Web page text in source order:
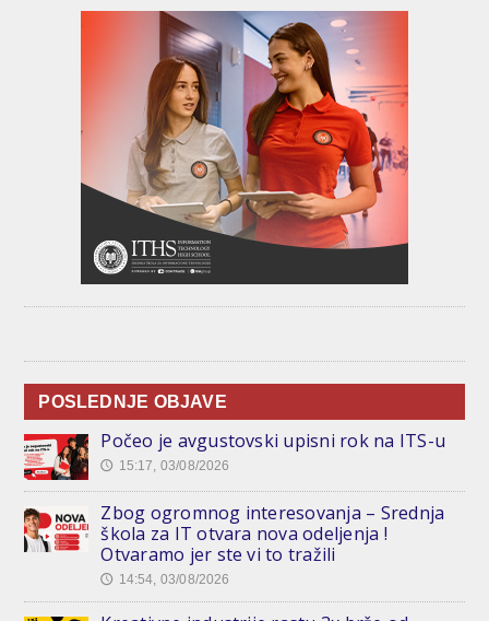
POSLEDNJE OBJAVE
Počeo je avgustovski upisni rok na ITS-u
🕔 15:17, 03/08/2026
Zbog ogromnog interesovanja – Srednja
škola za IT otvara nova odeljenja !
Otvaramo jer ste vi to tražili
🕔 14:54, 03/08/2026